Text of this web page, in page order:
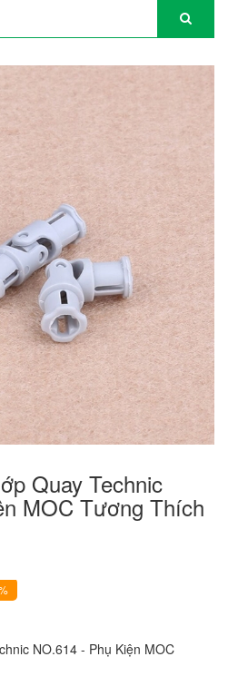
Quay Technic
MOC Tương Thích
NO.614 - Phụ Kiện MOC